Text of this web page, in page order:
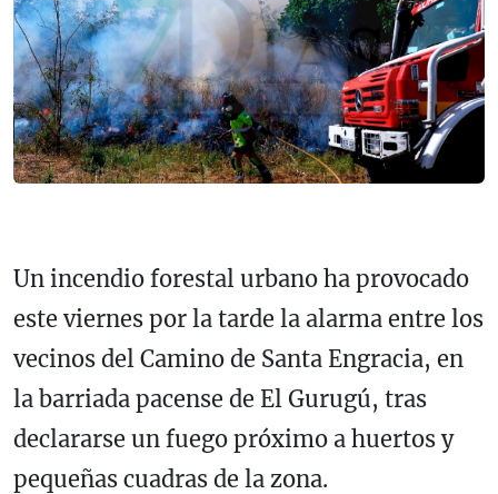
Un incendio forestal urbano ha provocado
este viernes por la tarde la alarma entre los
vecinos del Camino de Santa Engracia, en
la barriada pacense de El Gurugú, tras
declararse un fuego próximo a huertos y
pequeñas cuadras de la zona.